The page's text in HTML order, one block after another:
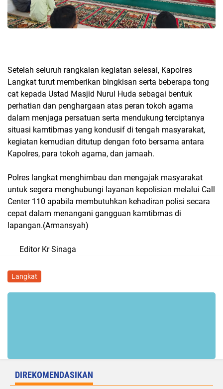
Setelah seluruh rangkaian kegiatan selesai, Kapolres
Langkat turut memberikan bingkisan serta beberapa tong
cat kepada Ustad Masjid Nurul Huda sebagai bentuk
perhatian dan penghargaan atas peran tokoh agama
dalam menjaga persatuan serta mendukung terciptanya
situasi kamtibmas yang kondusif di tengah masyarakat,
kegiatan kemudian ditutup dengan foto bersama antara
Kapolres, para tokoh agama, dan jamaah.
Polres langkat menghimbau dan mengajak masyarakat
untuk segera menghubungi layanan kepolisian melalui Call
Center 110 apabila membutuhkan kehadiran polisi secara
cepat dalam menangani gangguan kamtibmas di
lapangan.(Armansyah)
Editor Kr Sinaga
Langkat
DIREKOMENDASIKAN